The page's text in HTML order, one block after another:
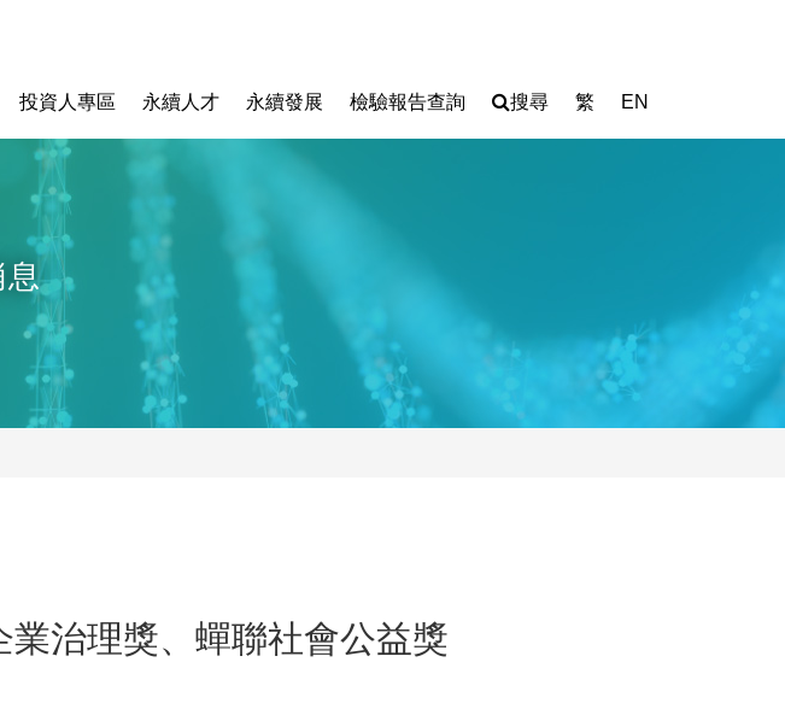
投資人專區 永續人才 永續發展 檢驗報告查詢 搜尋 繁 EN
息
治理獎、蟬聯社會公益獎